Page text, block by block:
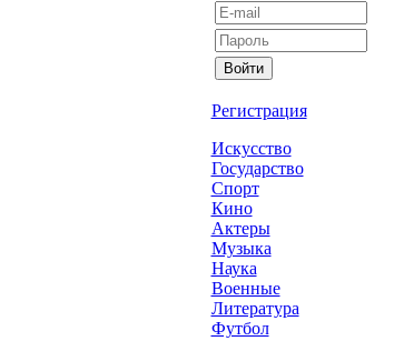
Регистрация
Искусство
Государство
Спорт
Кино
Актеры
Музыка
Наука
Военные
Литература
Футбол